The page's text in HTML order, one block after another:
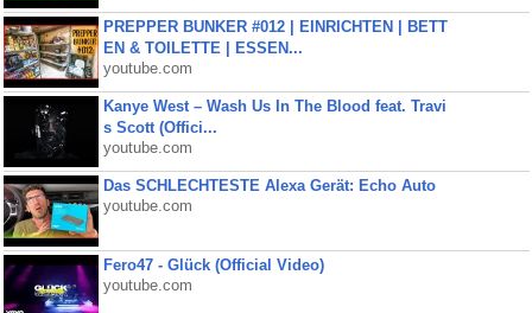
PREPPER BUNKER #012 | EINRICHTEN | BETT
EN & TOILETTE | ESSEN...
youtube.com
Kanye West – Wash Us In The Blood feat. Travi
s Scott (Offici...
youtube.com
Das SCHLECHTESTE Alexa Gerät: Echo Auto
youtube.com
Fero47 - Glück (Official Video)
youtube.com